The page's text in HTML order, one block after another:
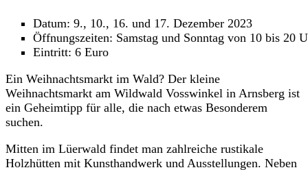
Datum: 9., 10., 16. und 17. Dezember 2023
Öffnungszeiten: Samstag und Sonntag von 10 bis 20
Eintritt: 6 Euro
Ein Weihnachtsmarkt im Wald? Der kleine
Weihnachtsmarkt am Wildwald Vosswinkel in Arnsberg ist
ein Geheimtipp für alle, die nach etwas Besonderem
suchen.
Mitten im Lüerwald findet man zahlreiche rustikale
Holzhütten mit Kunsthandwerk und Ausstellungen. Neben